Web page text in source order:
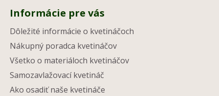
Informácie pre vás
Dôležité informácie o kvetináčoch
Nákupný poradca kvetináčov
Všetko o materiáloch kvetináčov
Samozavlažovací kvetináč
Ako osadiť naše kvetináče